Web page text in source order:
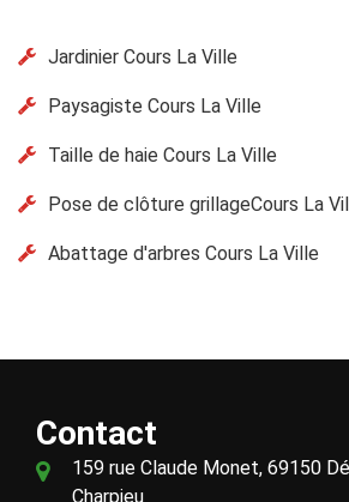
Jardinier Cours La Ville
Paysagiste Cours La Ville
Taille de haie Cours La Ville
Pose de clôture grillageCours La
Abattage d'arbres Cours La Ville
Contact
159 rue Claude Monet, 69150
Charpieu